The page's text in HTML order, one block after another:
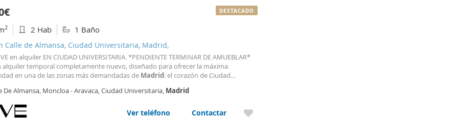
2 2 Hab 1 Baño
Calle de Almansa, Ciudad Universitaria, Madrid,
en alquiler EN CIUDAD UNIVERSITARIA. *PENDIENTE TERMINAR DE AMUEBLAR*
alquiler temporal completamente nuevo, diseñado para ofrecer la máxima
en una de las zonas más demandadas de Madrid: el corazón de Ciudad
que deseen compartir vivienda en un entorno moderno, funcional
De Almansa, Moncloa - Aravaca, Ciudad Universitaria, Madrid
Ver teléfono Contactar
DESTACADO